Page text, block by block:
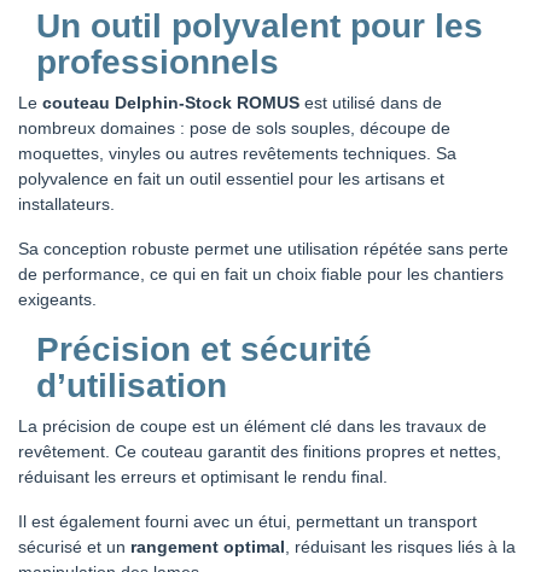
Un outil polyvalent pour les
professionnels
Le couteau Delphin-Stock ROMUS est utilisé dans de
nombreux domaines : pose de sols souples, découpe de
moquettes, vinyles ou autres revêtements techniques. Sa
polyvalence en fait un outil essentiel pour les artisans et
installateurs.
Sa conception robuste permet une utilisation répétée sans perte
de performance, ce qui en fait un choix fiable pour les chantiers
exigeants.
Précision et sécurité
d’utilisation
La précision de coupe est un élément clé dans les travaux de
revêtement. Ce couteau garantit des finitions propres et nettes,
réduisant les erreurs et optimisant le rendu final.
Il est également fourni avec un étui, permettant un transport
sécurisé et un rangement optimal , réduisant les risques liés à la